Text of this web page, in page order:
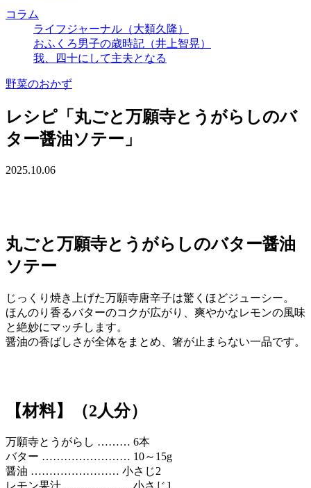
コラム
ライフジャーナル（大類久隆）
おふくろ男子の歳時記（井上智晃）
我、四十にして主夫となる
野菜のおかず
レシピ「丸ごと万願寺とうがらしのバ
ター醤油ソテー」
2025.10.06
丸ごと万願寺とうがらしのバター醤油
ソテー
じっくり焼き上げた万願寺唐辛子は驚くほどジューシー。
ほんのり香るバターのコクが広がり、爽やかなレモンの風味
と絶妙にマッチします。
醤油の香ばしさが全体をまとめ、箸が止まらない一品です。
【材料】（2人分）
万願寺とうがらし ……… 6本
バター …………………… 10～15g
醤油 …………………… 小さじ2